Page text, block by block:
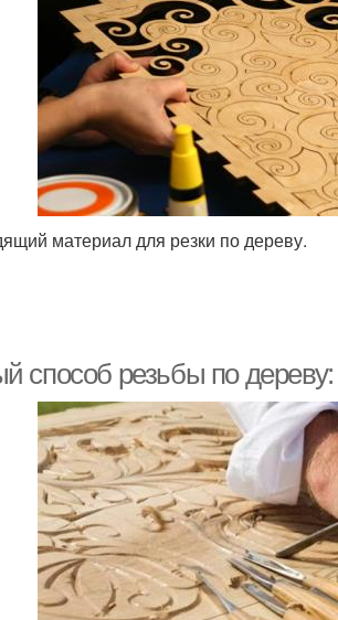
материал для резки по дереву.
способ резьбы по